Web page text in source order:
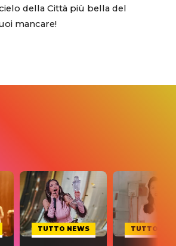
della Città più bella del
mancare!
TUTTO NEWS TUTTO